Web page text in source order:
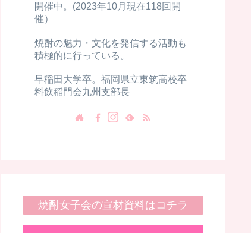
開催中。(2023年10月現在118回開
催）
焼酎の魅力・文化を発信する活動も
積極的に行っている。
早稲田大学卒。福岡県立東筑高校卒
料飲稲門会九州支部長
焼酎女子会の宣材資料はコチラ